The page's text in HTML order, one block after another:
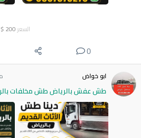
السعر 200
$
0
ابو خواض
طش عفش بالرياض طش مخلفات بالرياض